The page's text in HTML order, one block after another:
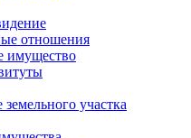
отношения
имущество
участка